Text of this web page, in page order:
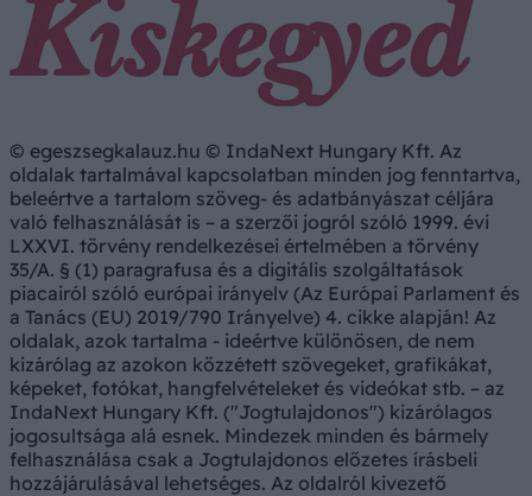
© egeszsegkalauz.hu © IndaNext Hungary Kft. Az
oldalak tartalmával kapcsolatban minden jog fenntartva,
beleértve a tartalom szöveg- és adatbányászat céljára
való felhasználását is – a szerzői jogról szóló 1999. évi
LXXVI. törvény rendelkezései értelmében a törvény
35/A. § (1) paragrafusa és a digitális szolgáltatások
piacairól szóló európai irányelv (Az Európai Parlament és
a Tanács (EU) 2019/790 Irányelve) 4. cikke alapján! Az
oldalak, azok tartalma - ideértve különösen, de nem
kizárólag az azokon közzétett szövegeket, grafikákat,
képeket, fotókat, hangfelvételeket és videókat stb. – az
IndaNext Hungary Kft. ("Jogtulajdonos") kizárólagos
jogosultsága alá esnek. Mindezek minden és bármely
felhasználása csak a Jogtulajdonos előzetes írásbeli
hozzájárulásával lehetséges. Az oldalról kivezető